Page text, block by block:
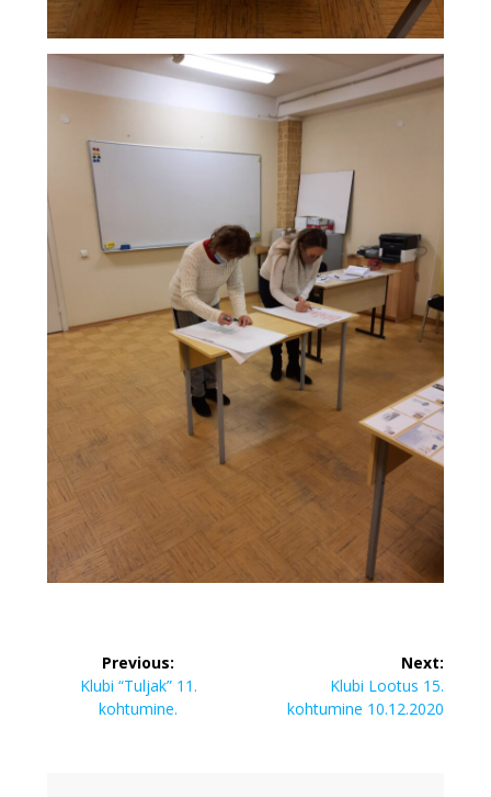
Navigeerimine
Previous:
Previous
post:
Klubi “Tuljak” 11.
kohtumine.
Next:
Next
post:
Klubi Lootus 15.
kohtumine 10.12.2020